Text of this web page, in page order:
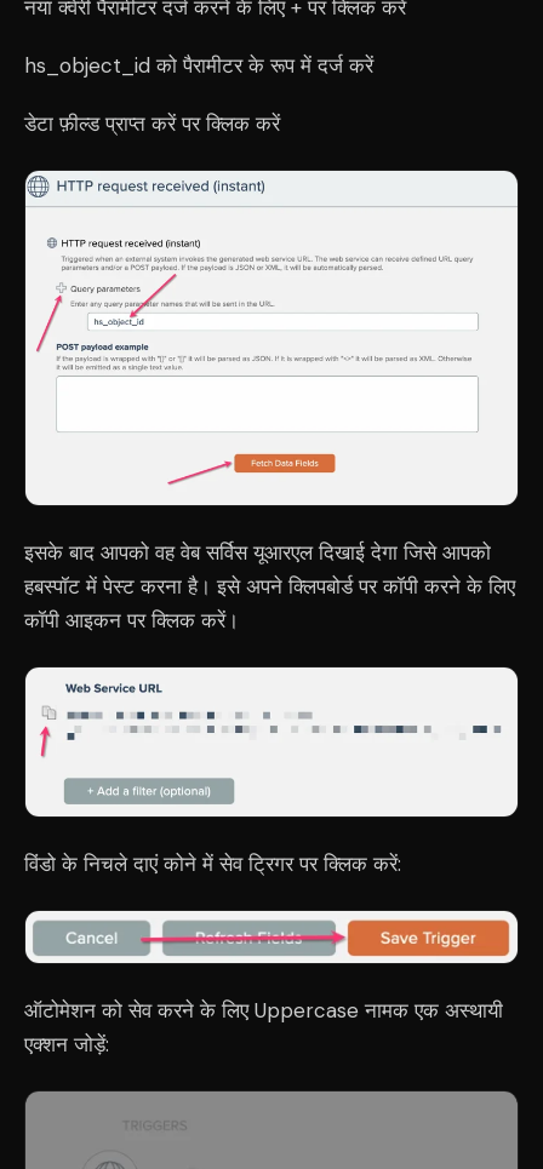
नया क्वेरी पैरामीटर दर्ज करने के लिए + पर क्लिक करें
hs_object_id को पैरामीटर के रूप में दर्ज करें
डेटा फ़ील्ड प्राप्त करें पर क्लिक करें
इसके बाद आपको वह वेब सर्विस यूआरएल दिखाई देगा जिसे आपको
हबस्पॉट में पेस्ट करना है। इसे अपने क्लिपबोर्ड पर कॉपी करने के लिए
कॉपी आइकन पर क्लिक करें।
विंडो के निचले दाएं कोने में सेव ट्रिगर पर क्लिक करें:
ऑटोमेशन को सेव करने के लिए Uppercase नामक एक अस्थायी
एक्शन जोड़ें: